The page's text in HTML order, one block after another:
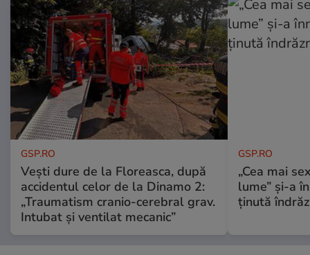
GSP.RO
Vești dure de la Floreasca, după
accidentul celor de la Dinamo 2:
„Traumatism cranio-cerebral grav.
Intubat și ventilat mecanic”
GSP.RO
„Cea mai
lume” și-a
ținută